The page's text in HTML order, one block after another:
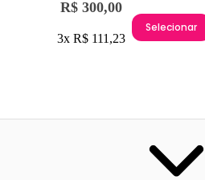
R$ 300,00
3x R$ 111,23
Selecionar